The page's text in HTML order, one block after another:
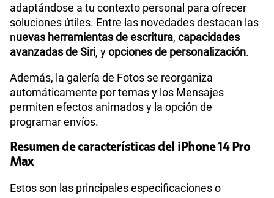
adaptándose a tu contexto personal para ofrecer
soluciones útiles. Entre las novedades destacan las
nuevas herramientas de escritura, capacidades
avanzadas de Siri, yopciones de personalización.
Además, la galería de Fotos se reorganiza
automáticamente por temas y los Mensajes
permiten efectos animados y la opción de
programar envíos.
Resumen de características del iPhone 14 Pro
Max
Estos son las principales especificaciones o